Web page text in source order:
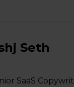
Seth
SaaS